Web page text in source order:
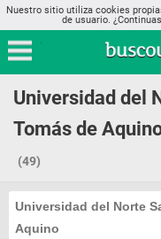
Nuestro sitio utiliza cookies
de usuario.
Universidad del
Tomás de
(49)
Universidad del Norte
Aquino